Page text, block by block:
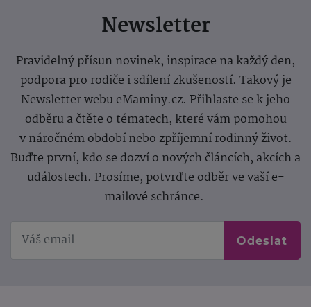
Newsletter
Pravidelný přísun novinek, inspirace na každý den,
podpora pro rodiče i sdílení zkušeností. Takový je
Newsletter webu eMaminy.cz. Přihlaste se k jeho
odběru a čtěte o tématech, které vám pomohou
v náročném období nebo zpříjemní rodinný život.
Buďte první, kdo se dozví o nových článcích, akcích a
událostech. Prosíme, potvrďte odběr ve vaší e-
mailové schránce.
Odeslat